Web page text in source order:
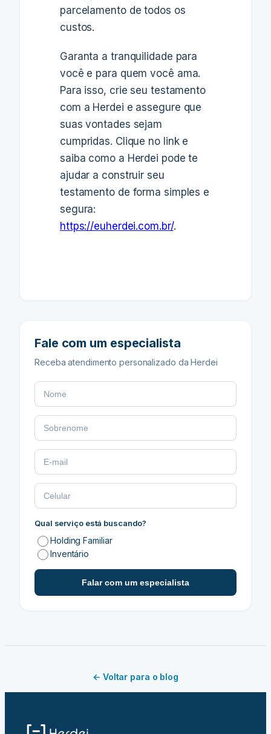
parcelamento de todos os
custos.
Garanta a tranquilidade para
você e para quem você ama.
Para isso, crie seu testamento
com a Herdei e assegure que
suas vontades sejam
cumpridas. Clique no link e
saiba como a Herdei pode te
ajudar a construir seu
testamento de forma simples e
segura:
https://euherdei.com.br/.
Fale com um especialista
Receba atendimento personalizado da Herdei
Qual serviço está buscando?
Holding Familiar
Inventário
Falar com um especialista
← Voltar para o blog